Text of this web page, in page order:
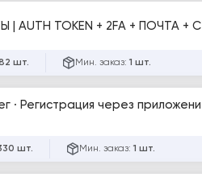
AUTH TOKEN + 2FA + ПОЧТА +
шт. Мин. заказ: 1 шт.
· Регистрация через
шт. Мин. заказ: 1 шт.